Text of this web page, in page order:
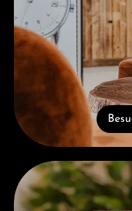
Kostenloses Geschenk